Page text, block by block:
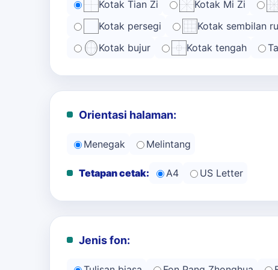
Kotak Tian Zi Kotak Mi Zi
Kotak persegi
Kotak sembilan
Kotak bujur
Kotak tengah
Orientasi halaman:
Menegak Melintang
Tetapan cetak: A4 US Letter
Jenis fon: